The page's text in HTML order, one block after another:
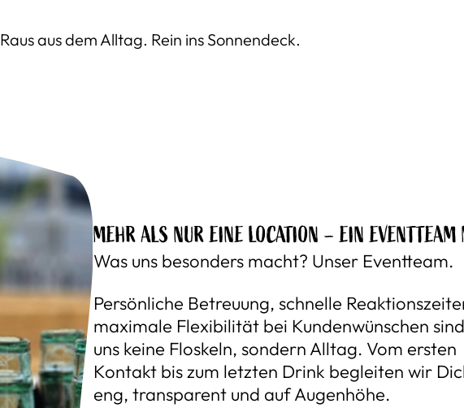
Raus aus dem Alltag. Rein ins Sonnendeck.
MEHR ALS NUR EINE LOCATION – EIN
Was uns besonders macht? Unser Eventteam.
Persönliche Betreuung, schnelle
maximale Flexibilität bei Kundenwünschen
uns keine Floskeln, sondern Alltag. Vom ersten
Kontakt bis zum letzten Drink begleiten wir
eng, transparent und auf Augenhöhe.